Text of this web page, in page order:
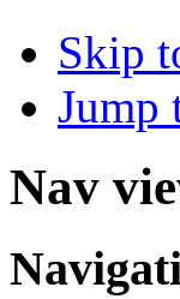
Skip
Jump
Nav